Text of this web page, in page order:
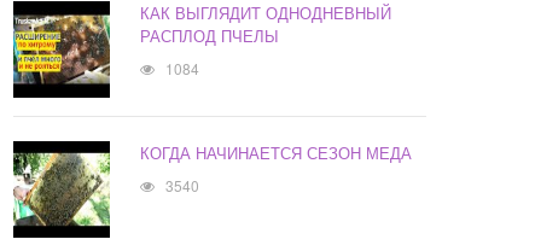
КАК ВЫГЛЯДИТ ОДНОДНЕВНЫЙ
РАСПЛОД ПЧЕЛЫ
1084
КОГДА НАЧИНАЕТСЯ СЕЗОН МЕДА
3540